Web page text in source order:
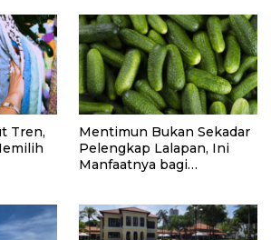
Tren,
Mentimun Bukan Sekadar
Pelengkap Lalapan, Ini
Manfaatnya bagi